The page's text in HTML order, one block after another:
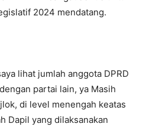
2024 mendatang.
lihat jumlah anggota DPRD
partai lain, ya Masih
di level menengah keatas
Dapil yang dilaksanakan